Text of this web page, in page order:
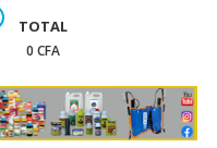
TOTAL
0 CFA